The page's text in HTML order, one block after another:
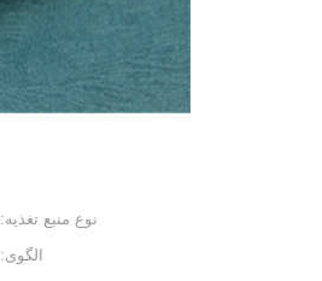
نوع منبع تغذیه:
الگوی: